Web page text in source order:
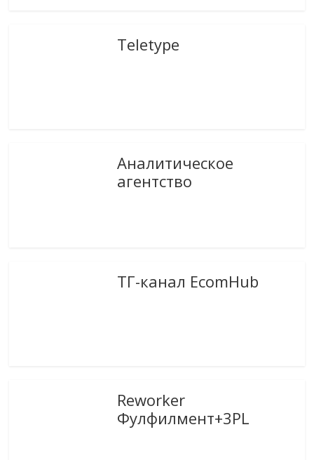
Teletype
Аналитическое
агентство
ТГ-канал EcomHub
Reworker
Фулфилмент+3PL